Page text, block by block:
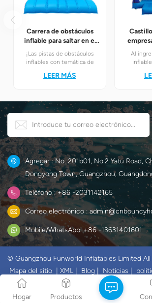
Carrera de obstáculos
inflable para saltar en el
patio trasero
¡Las pistas de obstáculos
inflables con temática de
carreras son sin duda la
mejor opción! Combinan a la
juego de obstáculos para
crear un mundo único y
LEER MÁS
Al
nieve
Agregar : No. 201b01, No.2 Yatu Road,
Dongyong Town, Guangzhou,
Teléfono : +86 -2031142165
Correo electrónico :
Mobile/WhatsApp: +86 -13631401601
© Guangzhou Funworld Inflatables Limited All
Mapa del sitio
XML Blog Noticias
IPv6 RED SOPORTADA
Hogar
Productos